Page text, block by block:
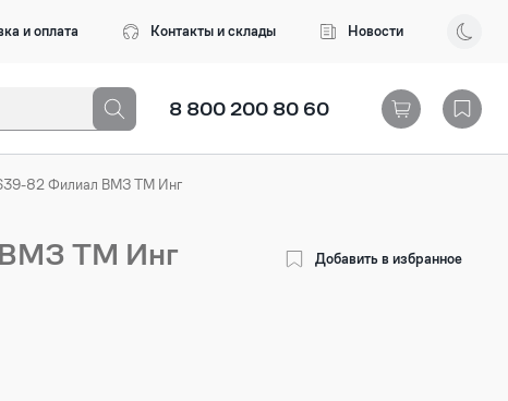
и оплата Контакты и склады Новости
8 800 200 80 60
82 Филиал ВМЗ ТМ Инг
ТМ Инг Добавить в избранное